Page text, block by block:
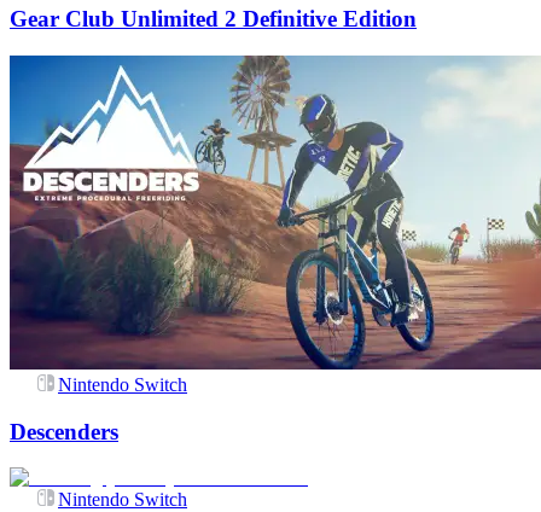
Gear Club Unlimited 2 Definitive Edition
Nintendo Switch
Descenders
Nintendo Switch